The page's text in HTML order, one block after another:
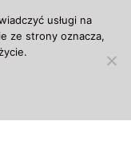
usługi na
ze strony oznacza,